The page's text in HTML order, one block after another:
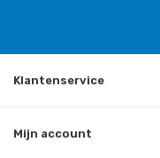
Klantenservice
Mijn account